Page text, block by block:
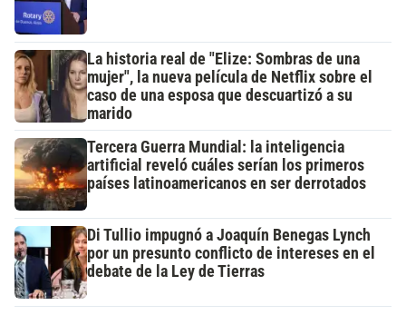
La historia real de "Elize: Sombras de una
mujer", la nueva película de Netflix sobre el
caso de una esposa que descuartizó a su
marido
Tercera Guerra Mundial: la inteligencia
artificial reveló cuáles serían los primeros
países latinoamericanos en ser derrotados
Di Tullio impugnó a Joaquín Benegas Lynch
por un presunto conflicto de intereses en el
debate de la Ley de Tierras